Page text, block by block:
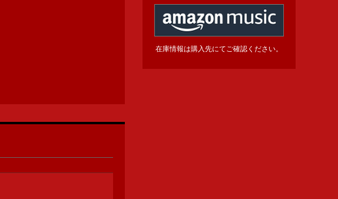
在庫情報は購入先にてご確認ください。